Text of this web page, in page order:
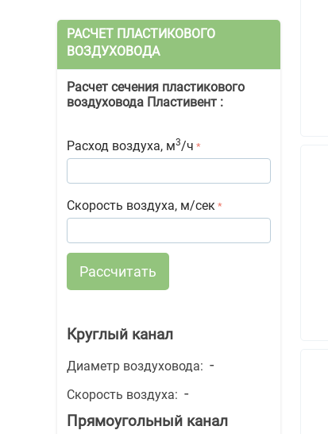
РАСЧЕТ ПЛАСТИКОВОГО
ВОЗДУХОВОДА
Расчет сечения пластикового
воздуховода Пластивент :
Расход воздуха, м3/ч
Скорость воздуха, м/сек
Рассчитать
Круглый канал
Диаметр воздуховода: -
Скорость воздуха: -
Прямоугольный канал